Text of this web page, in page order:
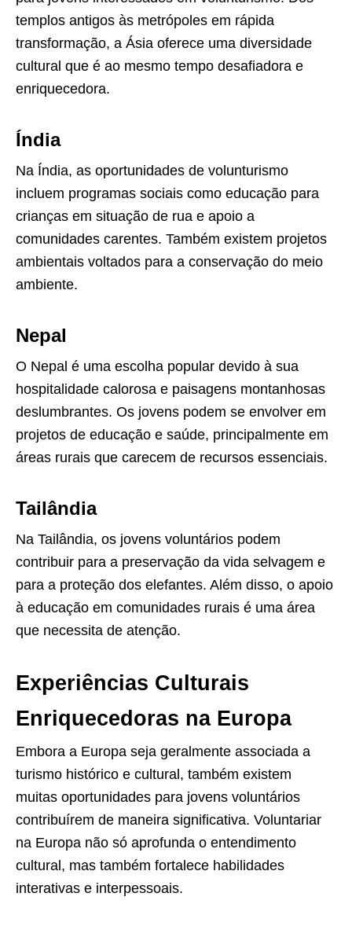
templos antigos às metrópoles em rápida
transformação, a Ásia oferece uma diversidade
cultural que é ao mesmo tempo desafiadora e
enriquecedora.
Índia
Na Índia, as oportunidades de volunturismo
incluem programas sociais como educação para
crianças em situação de rua e apoio a
comunidades carentes. Também existem projetos
ambientais voltados para a conservação do meio
ambiente.
Nepal
O Nepal é uma escolha popular devido à sua
hospitalidade calorosa e paisagens montanhosas
deslumbrantes. Os jovens podem se envolver em
projetos de educação e saúde, principalmente em
áreas rurais que carecem de recursos essenciais.
Tailândia
Na Tailândia, os jovens voluntários podem
contribuir para a preservação da vida selvagem e
para a proteção dos elefantes. Além disso, o apoio
à educação em comunidades rurais é uma área
que necessita de atenção.
Experiências Culturais
Enriquecedoras na Europa
Embora a Europa seja geralmente associada a
turismo histórico e cultural, também existem
muitas oportunidades para jovens voluntários
contribuírem de maneira significativa. Voluntariar
na Europa não só aprofunda o entendimento
cultural, mas também fortalece habilidades
interativas e interpessoais.